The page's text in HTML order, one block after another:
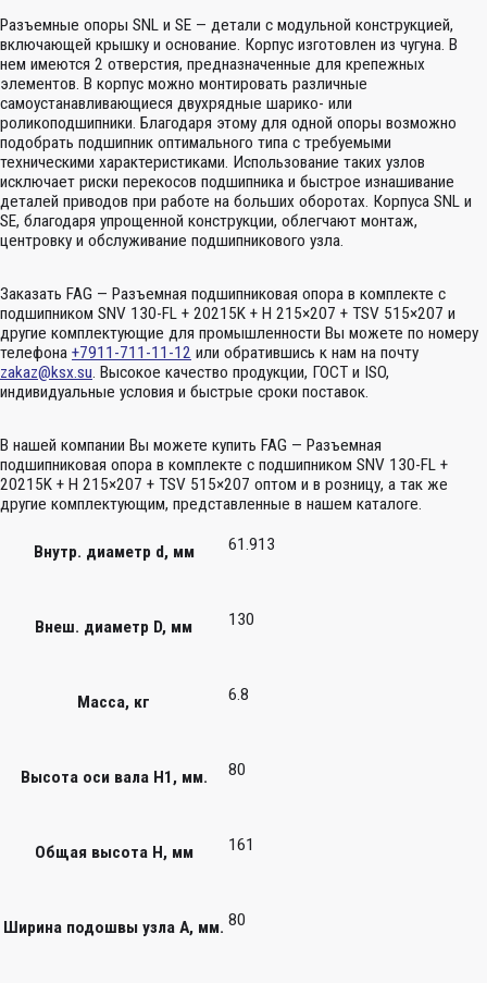
Разъемные опоры SNL и SE — детали с модульной конструкцией,
включающей крышку и основание. Корпус изготовлен из чугуна. В
нем имеются 2 отверстия, предназначенные для крепежных
элементов. В корпус можно монтировать различные
самоустанавливающиеся двухрядные шарико- или
роликоподшипники. Благодаря этому для одной опоры возможно
подобрать подшипник оптимального типа с требуемыми
техническими характеристиками. Использование таких узлов
исключает риски перекосов подшипника и быстрое изнашивание
деталей приводов при работе на больших оборотах. Корпуса SNL и
SE, благодаря упрощенной конструкции, облегчают монтаж,
центровку и обслуживание подшипникового узла.
Заказать FAG — Разъемная подшипниковая опора в комплекте с
подшипником SNV 130-FL + 20215K + H 215×207 + TSV 515×207 и
другие комплектующие для промышленности Вы можете по номеру
телефона +7911-711-11-12 или обратившись к нам на почту
zakaz@ksx.su. Высокое качество продукции, ГОСТ и ISO,
индивидуальные условия и быстрые сроки поставок.
В нашей компании Вы можете купить FAG — Разъемная
подшипниковая опора в комплекте с подшипником SNV 130-FL +
20215K + H 215×207 + TSV 515×207 оптом и в розницу, а так же
другие комплектующим, представленные в нашем каталоге.
Внутр. диаметр d, мм 61.913
Внеш. диаметр D, мм 130
Масса, кг 6.8
Высота оси вала H1, мм. 80
Общая высота H, мм 161
Ширина подошвы узла А, мм. 80